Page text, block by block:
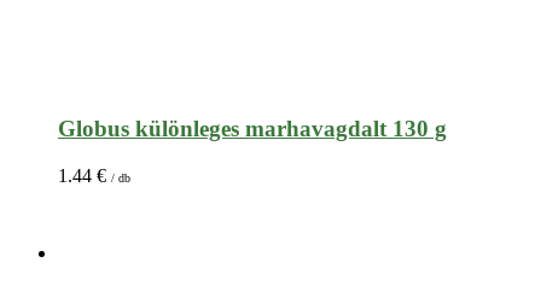
Globus különleges marhavagdalt 130 g
1.44 € / db